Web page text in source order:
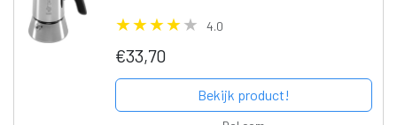
4.0
€33,70
Bekijk product!